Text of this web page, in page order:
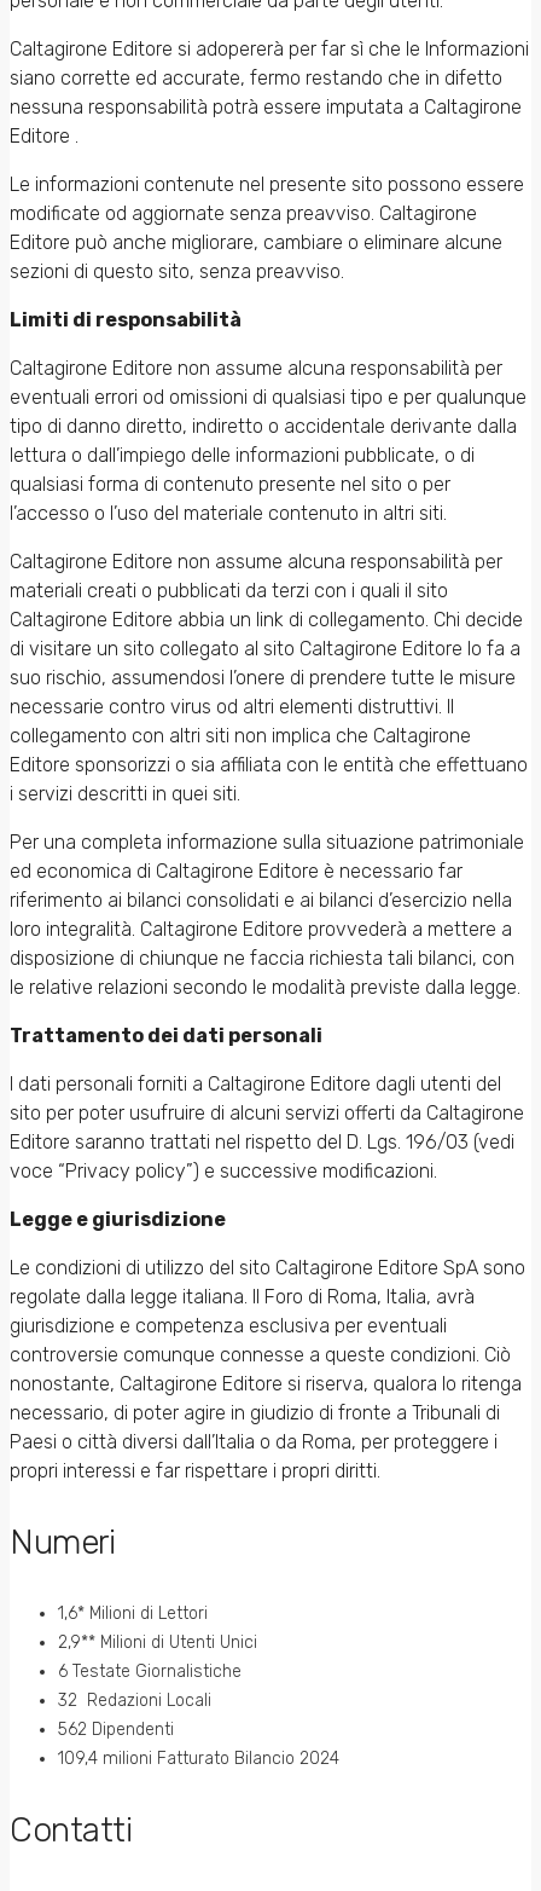
Caltagirone Editore si adopererà per far sì che le Informazioni
siano corrette ed accurate, fermo restando che in difetto
nessuna responsabilità potrà essere imputata a Caltagirone
Editore .
Le informazioni contenute nel presente sito possono essere
modificate od aggiornate senza preavviso. Caltagirone
Editore può anche migliorare, cambiare o eliminare alcune
sezioni di questo sito, senza preavviso.
Limiti di responsabilità
Caltagirone Editore non assume alcuna responsabilità per
eventuali errori od omissioni di qualsiasi tipo e per qualunque
tipo di danno diretto, indiretto o accidentale derivante dalla
lettura o dall’impiego delle informazioni pubblicate, o di
qualsiasi forma di contenuto presente nel sito o per
l’accesso o l’uso del materiale contenuto in altri siti.
Caltagirone Editore non assume alcuna responsabilità per
materiali creati o pubblicati da terzi con i quali il sito
Caltagirone Editore abbia un link di collegamento. Chi decide
di visitare un sito collegato al sito Caltagirone Editore lo fa a
suo rischio, assumendosi l’onere di prendere tutte le misure
necessarie contro virus od altri elementi distruttivi. Il
collegamento con altri siti non implica che Caltagirone
Editore sponsorizzi o sia affiliata con le entità che effettuano
i servizi descritti in quei siti.
Per una completa informazione sulla situazione patrimoniale
ed economica di Caltagirone Editore è necessario far
riferimento ai bilanci consolidati e ai bilanci d’esercizio nella
loro integralità. Caltagirone Editore provvederà a mettere a
disposizione di chiunque ne faccia richiesta tali bilanci, con
le relative relazioni secondo le modalità previste dalla legge.
Trattamento dei dati personali
I dati personali forniti a Caltagirone Editore dagli utenti del
sito per poter usufruire di alcuni servizi offerti da Caltagirone
Editore saranno trattati nel rispetto del D. Lgs. 196/03 (vedi
voce “Privacy policy”) e successive modificazioni.
Legge e giurisdizione
Le condizioni di utilizzo del sito Caltagirone Editore SpA sono
regolate dalla legge italiana. Il Foro di Roma, Italia, avrà
giurisdizione e competenza esclusiva per eventuali
controversie comunque connesse a queste condizioni. Ciò
nonostante, Caltagirone Editore si riserva, qualora lo ritenga
necessario, di poter agire in giudizio di fronte a Tribunali di
Paesi o città diversi dall’Italia o da Roma, per proteggere i
propri interessi e far rispettare i propri diritti.
Numeri
1,6* Milioni di Lettori
2,9** Milioni di Utenti Unici
6 Testate Giornalistiche
32 Redazioni Locali
562 Dipendenti
109,4 milioni Fatturato Bilancio 2024
Contatti